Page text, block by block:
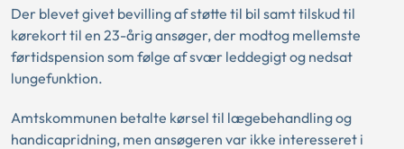
Der blevet givet bevilling af støtte til bil samt tilskud til
kørekort til en 23-årig ansøger, der modtog mellemste
førtidspension som følge af svær leddegigt og nedsat
lungefunktion.
Amtskommunen betalte kørsel til lægebehandling og
handicapridning, men ansøgeren var ikke interesseret i